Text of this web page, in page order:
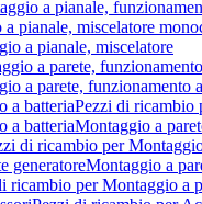
a pianale,
pianale, miscelatore
a pianale, miscelatore
a parete,
a parete, funzionamento
a batteriaPezzi di ricambio
a batteriaMontaggio a
di ricambio per
generatoreMontaggio a
ricambio per Montaggio a